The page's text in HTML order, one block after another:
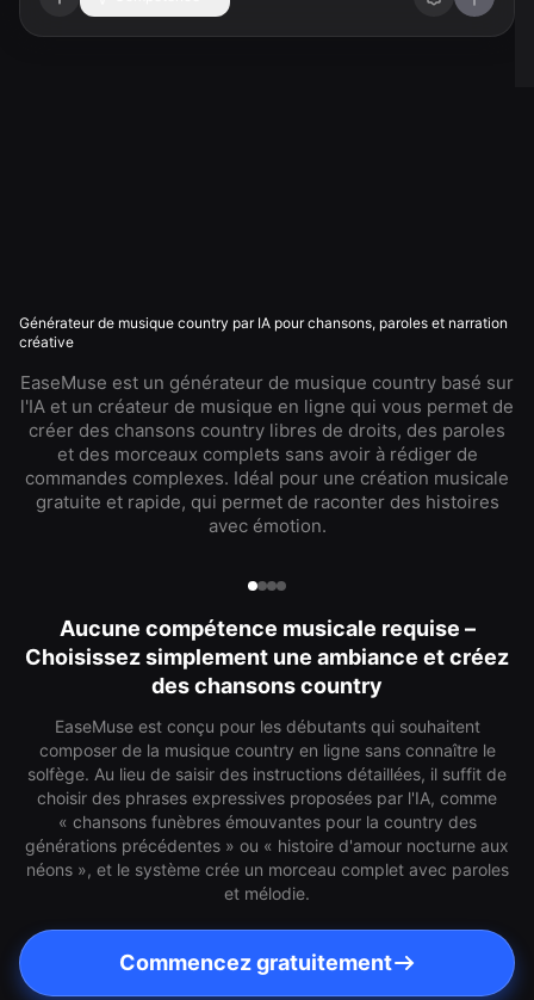
Générateur de musique country par IA pour chansons, paroles et narration
créative
EaseMuse est un générateur de musique country basé sur
l'IA et un créateur de musique en ligne qui vous permet de
créer des chansons country libres de droits, des paroles
et des morceaux complets sans avoir à rédiger de
commandes complexes. Idéal pour une création musicale
gratuite et rapide, qui permet de raconter des histoires
avec émotion.
Aucune compétence musicale requise –
Choisissez simplement une ambiance et créez
des chansons country
EaseMuse est conçu pour les débutants qui souhaitent
composer de la musique country en ligne sans connaître le
solfège. Au lieu de saisir des instructions détaillées, il suffit de
choisir des phrases expressives proposées par l'IA, comme
« chansons funèbres émouvantes pour la country des
générations précédentes » ou « histoire d'amour nocturne aux
néons », et le système crée un morceau complet avec paroles
et mélodie.
Commencez gratuitement